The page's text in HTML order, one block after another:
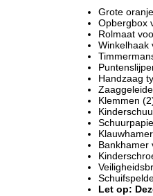
Grote
Opbergbox
Rolmaat
Winkelhaak
Handzaag
Klemmen
Bankhamer
Let op: